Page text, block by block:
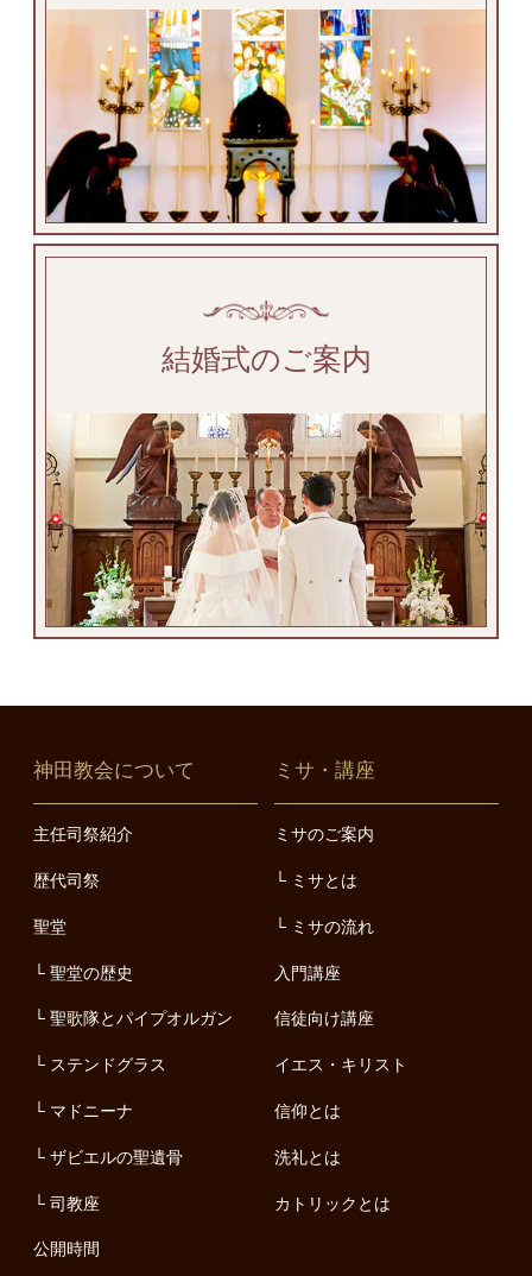
結婚式のご案内
神田教会について
主任司祭紹介
歴代司祭
聖堂
聖堂の歴史
聖歌隊とパイプオルガン
ステンドグラス
マドニーナ
ザビエルの聖遺骨
司教座
公開時間
ミサ・講座
ミサのご案内
ミサとは
ミサの流れ
入門講座
信徒向け講座
イエス・キリスト
信仰とは
洗礼とは
カトリックとは